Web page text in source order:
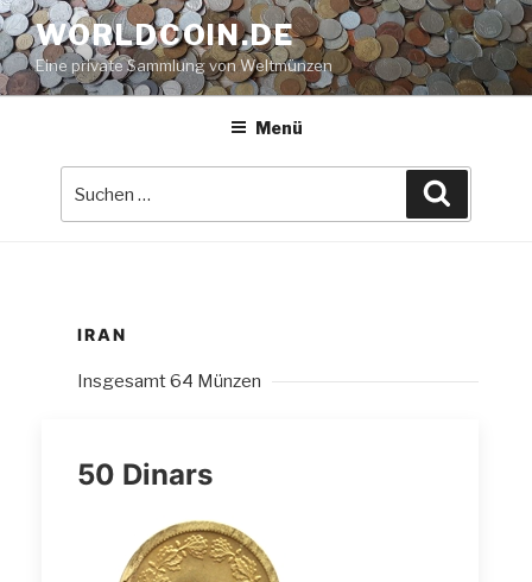
Zum
Inhalt
springen
WORLDCOIN.DE
Eine private Sammlung von Weltmünzen
Menü
IRAN
Insgesamt 64 Münzen
50 Dinars